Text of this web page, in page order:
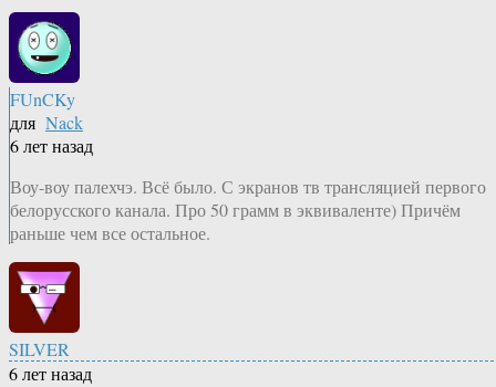
FUnCKy
для Nack
6 лет назад
Воу-воу палехчэ. Всё было. С экранов тв трансляцией первого
белорусского канала. Про 50 грамм в эквиваленте) Причём
раньше чем все остальное.
SILVER
6 лет назад